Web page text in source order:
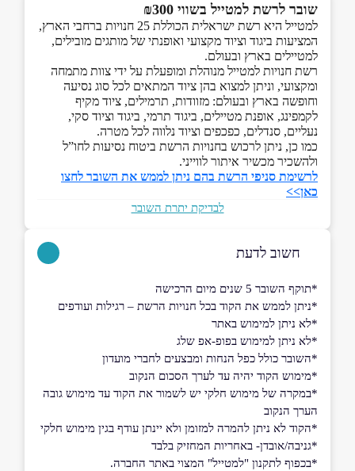
שובר לרשת למטייל בשווי ₪300
למטייל היא רשת ישראלית הכוללת 25 חנויות ברחבי הארץ,
המציעות ביגוד וציוד מקצועי ואופנתי של מותגים מובילים,
למטיילים בארץ ובעולם.
רשת חנויות למטייל מנוהלת ומופעלת על ידי צוות מתמחה
ומקצועי, וניתן למצוא בהן ציוד המתאים לכל סוג נסיעה
וחופשה בארץ ובעולם: מזוודות, תרמילים, ציוד מקיף
לקמפינג, אופנת מטיילים, ביגוד תרמי, ביגוד וציוד סקי,
נעליים, סנדלים, כפכפים וציוד נלווה לכל מטרה.
כמו כן, ניתן לרכוש בחנויות הרשת ביטוח נסיעות לחו”ל
ולהשכיר מכשיר איתור לווייני.
לרשימת סניפי הרשת בהם ניתן לממש את השובר לחצו
כאן>>
לבדיקת יתרת השובר
חשוב לדעת
*תוקף השובר 5 שנים מיום הרכישה
*ניתן לממש את הקוד בכל חנויות הרשת – רגילות ועודפים
*לא ניתן למימוש באתר
*לא ניתן למימוש בפופ-אפ שלג
*השובר כולל כפל הנחות ומבצעים לחברי מועדון
*מימוש הקוד יהיה עד לערך הסכום הנקוב
*במקרה של מימוש חלקי יש לשמור את הקוד עד מימוש גובה
הערך הנקוב
*הקוד לא ניתן להמרה למזומן ולא יינתן עודף בגין מימוש חלקי
*גניבה/אובדן- באחריות המחזיק בלבד
*בכפוף לתקנון "למטייל" המצוי באתר החברה.